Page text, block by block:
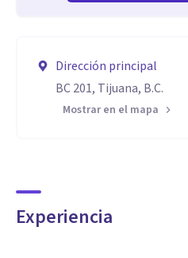
Dirección principal
BC 201, Tijuana, B.C.
Mostrar en el mapa
Experiencia